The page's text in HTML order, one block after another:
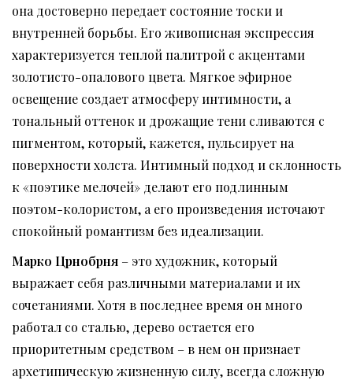
она достоверно передает состояние тоски и
внутренней борьбы. Его живописная экспрессия
характеризуется теплой палитрой с акцентами
золотисто-опалового цвета. Мягкое эфирное
освещение создает атмосферу интимности, а
тональный оттенок и дрожащие тени сливаются с
пигментом, который, кажется, пульсирует на
поверхности холста. Интимный подход и склонность
к «поэтике мелочей» делают его подлинным
поэтом-колористом, а его произведения источают
спокойный романтизм без идеализации.
Марко Црнобрня – это художник, который
выражает себя различными материалами и их
сочетаниями. Хотя в последнее время он много
работал со сталью, дерево остается его
приоритетным средством – в нем он признает
архетипическую жизненную силу, всегда сложную